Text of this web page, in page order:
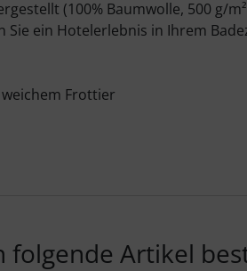
(100% Baumwolle, 500 g/
Sie ein Hotelerlebnis in Ihrem
weichem Frottier
folgende Artikel